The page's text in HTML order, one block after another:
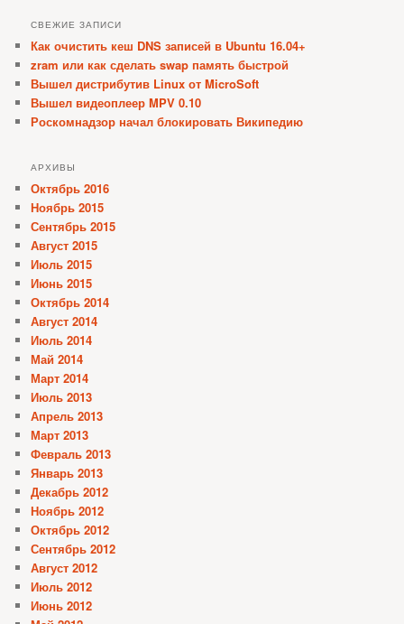
СВЕЖИЕ ЗАПИСИ
Как очистить кеш DNS записей в Ubuntu 16.04+
zram или как сделать swap память быстрой
Вышел дистрибутив Linux от MicroSoft
Вышел видеоплеер MPV 0.10
Роскомнадзор начал блокировать Википедию
АРХИВЫ
Октябрь 2016
Ноябрь 2015
Сентябрь 2015
Август 2015
Июль 2015
Июнь 2015
Октябрь 2014
Август 2014
Июль 2014
Май 2014
Март 2014
Июль 2013
Апрель 2013
Март 2013
Февраль 2013
Январь 2013
Декабрь 2012
Ноябрь 2012
Октябрь 2012
Сентябрь 2012
Август 2012
Июль 2012
Июнь 2012